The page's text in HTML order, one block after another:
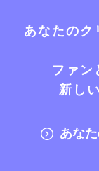
あなたのク
ファン
新し
あな